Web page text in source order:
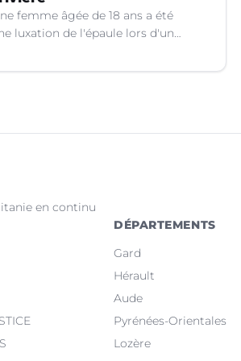
femme âgée de 18 ans a été
luxation de l'épaule lors d'un
rivière à Saint-André-de-
en continu
DÉPARTEMENTS
Gard
Hérault
Aude
Pyrénées-Orientales
Lozère